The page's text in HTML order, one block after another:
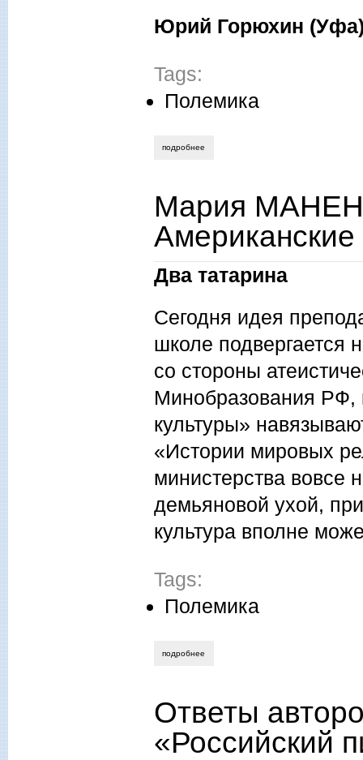
Юрий Горюхин
Tags:
Полемика
подробнее
Мария
Американские
Два татарина
Сегодня идея
школе подвергается
со стороны
Минобразования РФ,
культуры»
«Истории мировых
министерства вовсе
демьяновой ухой,
культура вполне
Tags:
Полемика
подробнее
Ответы
«Российский